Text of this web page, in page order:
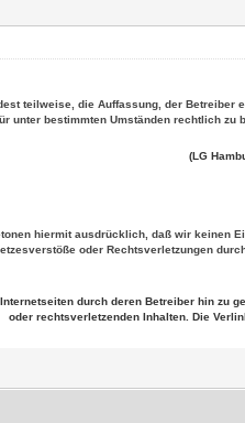
teilweise, die Auffassung, der
unter bestimmten Umständen rechtlich
(LG
hiermit ausdrücklich, daß wir keinen
oder Rechtsverletzungen
durch deren Betreiber hin zu
oder rechtsverletzenden Inhalten. Die